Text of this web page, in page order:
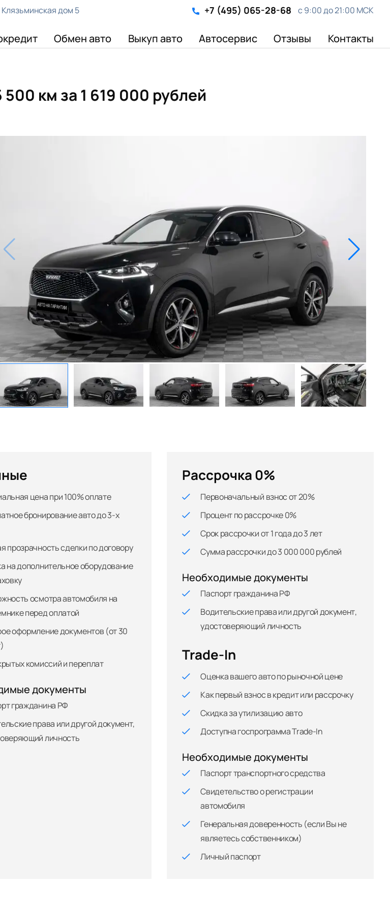
дом 5 +7 (495) 065-28-68 с 9:00 до 21:00 МСК
Обмен авто Выкуп авто Автосервис Отзывы Контакты
500 км за 1 619 000 рублей
цена при 100% оплате
бронирование авто до 3-х
прозрачность сделки по договору
на дополнительное оборудование
осмотра автомобиля на
перед оплатой
оформление документов (от 30
комиссий и переплат
документы
гражданина РФ
права или другой документ,
личность
Рассрочка 0%
Первоначальный взнос от 20%
Процент по рассрочке 0%
Срок рассрочки от 1 года до 3 лет
Сумма рассрочки до 3 000 000 рублей
Необходимые документы
Паспорт гражданина РФ
Водительские права или другой документ,
удостоверяющий личность
Trade-In
Оценка вашего авто по рыночной цене
Как первый взнос в кредит или рассрочку
Скидка за утилизацию авто
Доступна госпрограмма Trade-In
Необходимые документы
Паспорт транспортного средства
Свидетельство о регистрации
автомобиля
Генеральная доверенность (если Вы не
являетесь собственником)
Личный паспорт